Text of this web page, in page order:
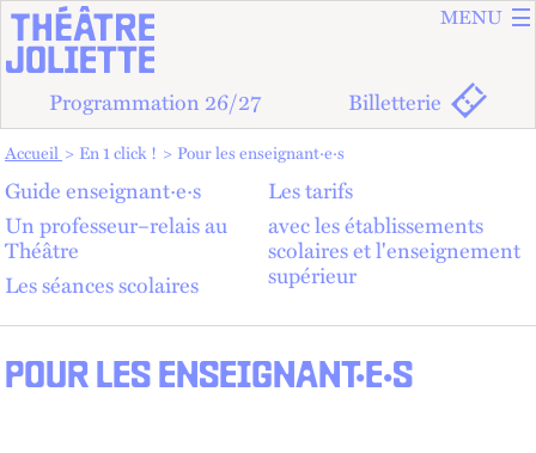
ALLER
ALLER
MENU
Programmation 26/27 Billetterie
Vous êtes dans :
Accueil En 1 click ! Pour les enseignant·e·s
POUR LES ENSEIGNANT·E·S
Guide enseignant·e·s
Un professeur–relais au
Théâtre
Les séances scolaires
Les tarifs
avec les établissements
scolaires et l'enseignement
supérieur